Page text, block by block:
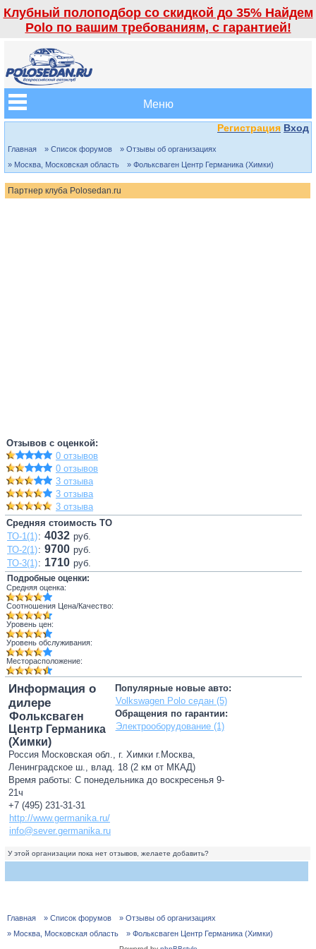
Клубный полоподбор со скидкой до 35% Найдем
Polo по вашим требованиям, с гарантией!
Меню
Регистрация Вход
Главная » Список форумов
» Отзывы об организациях
» Москва, Московская область
» Фольксваген Центр Германика (Химки)
Партнер клуба Polosedan.ru
Отзывов с оценкой:
0 отзывов
0 отзывов
3 отзыва
3 отзыва
3 отзыва
Средняя стоимость ТО
ТО-1(1): 4032 руб.
ТО-2(1): 9700 руб.
ТО-3(1): 1710 руб.
Подробные оценки:
Средняя оценка:
Соотношения Цена/Качество:
Уровень цен:
Уровень обслуживания:
Месторасположение:
Популярные новые авто:
Volkswagen Polo седан (5)
Обращения по гарантии:
Электрооборудование (1)
Информация о
дилере
Фольксваген
Центр Германика
(Химки)
Россия Московская обл., г. Химки г.Москва,
Ленинградское ш., влад. 18 (2 км от МКАД)
Время работы: С понедельника до воскресенья 9-
21ч
+7 (495) 231-31-31
http://www.germanika.ru/
info@sever.germanika.ru
У этой организации пока нет отзывов, желаете добавить?
Главная » Список форумов
» Отзывы об организациях
» Москва, Московская область
» Фольксваген Центр Германика (Химки)